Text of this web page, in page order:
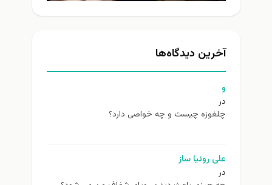
آخرین دیدگاه‌ها
و
در
چلغوزه چیست و چه خواصی دارد؟
علی روئیا ساز
در